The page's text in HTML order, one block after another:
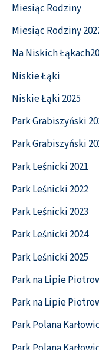
Miesiąc Rodziny
Miesiąc Rodziny
Na Niskich
Niskie Łąki
Niskie Łąki 2025
Park Grabiszyński
Park Grabiszyński
Park Leśnicki 2021
Park Leśnicki 2022
Park Leśnicki 2023
Park Leśnicki 2024
Park Leśnicki 2025
Park na Lipie
Park na Lipie
Park Polana